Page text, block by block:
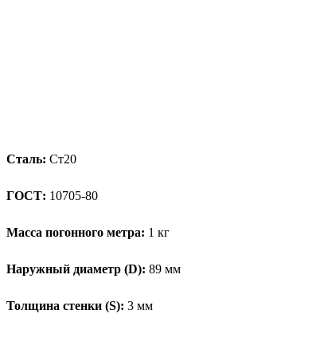
Сталь: Ст20
ГОСТ: 10705-80
Масса погонного метра: 1 кг
Наружный диаметр (D): 89 мм
Толщина стенки (S): 3 мм